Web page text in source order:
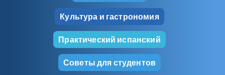
Культура и гастрономия
Практический испанский
Советы для студентов